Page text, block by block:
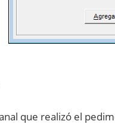
que realizó el